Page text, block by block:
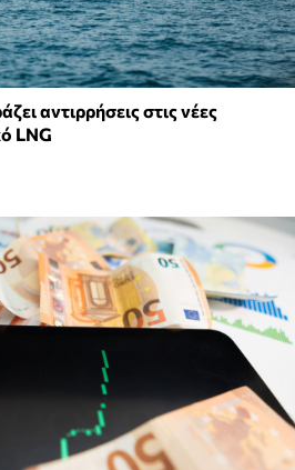
αντιρρήσεις στις νέες
LNG